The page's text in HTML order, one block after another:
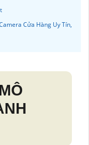
Cửa Hàng Uy Tín,